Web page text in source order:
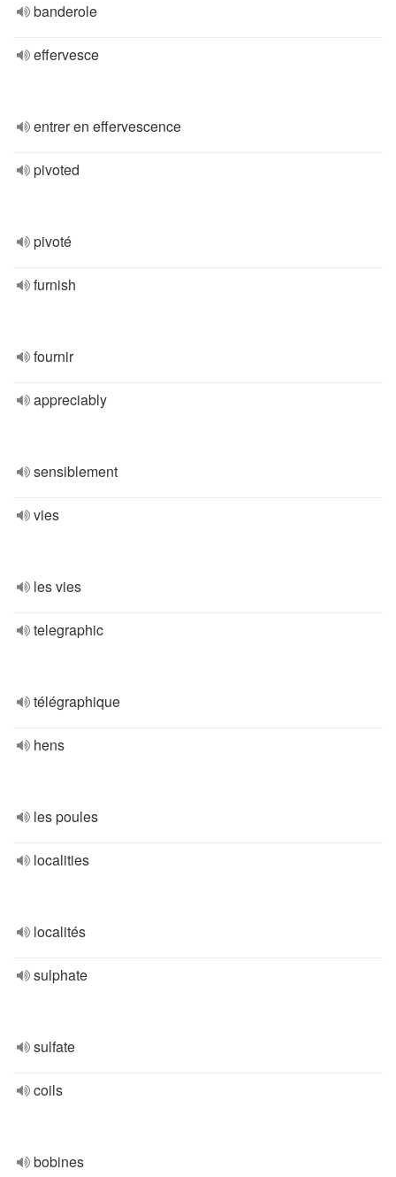
banderole
effervesce
entrer en effervescence
pivoted
pivoté
furnish
fournir
appreciably
sensiblement
vies
les vies
telegraphic
télégraphique
hens
les poules
localities
localités
sulphate
sulfate
coils
bobines